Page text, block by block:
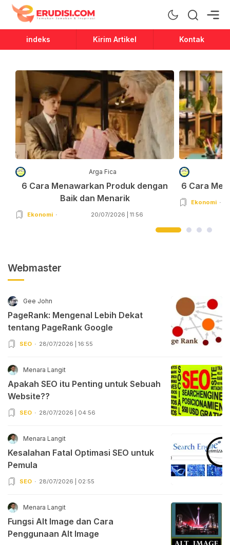
Erudisi
Temukan Jawaban dan Inspirasi
indeks Kirim Artikel Kontak
Arga Fica
6 Cara Menawarkan Produk dengan
Baik dan Menarik
Ekonomi 20/07/2026 | 11:56
6 Cara
Ekonomi
Webmaster
Gee John
PageRank: Mengenal Lebih Dekat
tentang PageRank Google
SEO 28/07/2026 | 16:55
Menara Langit
Apakah SEO itu Penting untuk Sebuah
Website??
SEO 28/07/2026 | 04:56
Menara Langit
Kesalahan Fatal Optimasi SEO untuk
Pemula
SEO 28/07/2026 | 02:55
Menara Langit
Fungsi Alt Image dan Cara
Penggunaan Alt Image